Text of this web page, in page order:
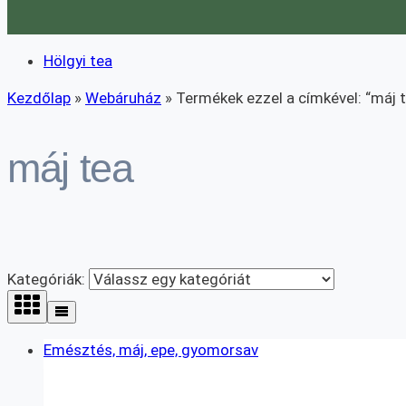
Hölgyi tea
Kezdőlap » Webáruház » Termékek ezzel a címkével: “máj
máj tea
Kategóriák:
Emésztés, máj, epe, gyomorsav